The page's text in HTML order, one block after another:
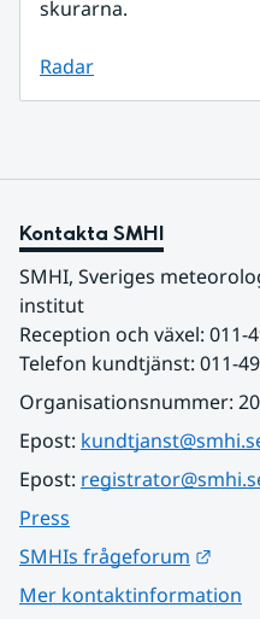
skurarna.
Radar
Kontakta SMHI
SMHI, Sveriges
institut
Reception och växel: 011-
Telefon kundtjänst: 011-
Organisationsnummer:
Epost:
Epost:
Press
SMHIs frågeforum
Mer kontaktinformation